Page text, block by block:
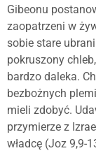
Gibeonu
zaopatrzeni w
sobie stare
pokruszony
bardzo daleka.
bezbożnych
mieli zdobyć.
przymierze z
władcę (Joz 9,9-